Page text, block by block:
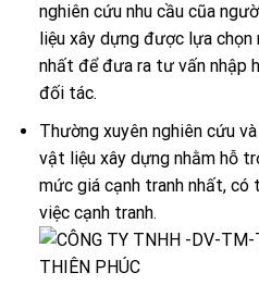
nghiên cứu nhu cầu cũa
liệu xây dựng được lựa
nhất để đưa ra tư vấn nhập
đối tác.
Thường xuyên nghiên cứu
vật liệu xây dựng nhằm hỗ
mức giá cạnh tranh nhất,
việc cạnh tranh.